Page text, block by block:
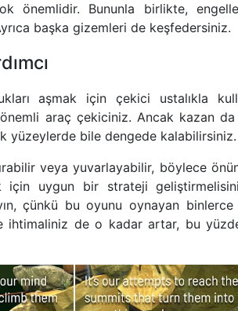
önemlidir. Bununla birlikte,
başka gizemleri de keşfedersiniz.
aşmak için çekici ustalıkla
araç çekiciniz. Ancak kazan
yüzeylerde bile dengede kalabilirsiniz.
veya yuvarlayabilir, böylece
için uygun bir strateji
çünkü bu oyunu oynayan binlerce
ihtimaliniz de o kadar artar, bu